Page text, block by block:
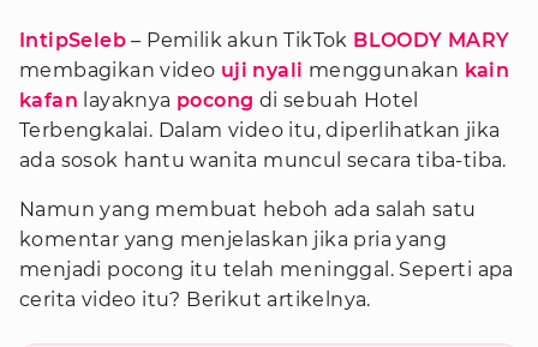
IntipSeleb – Pemilik akun TikTok BLOODY MARY
membagikan video uji nyali menggunakan kain
kafan layaknya pocong di sebuah Hotel
Terbengkalai. Dalam video itu, diperlihatkan jika
ada sosok hantu wanita muncul secara tiba-tiba.
Namun yang membuat heboh ada salah satu
komentar yang menjelaskan jika pria yang
menjadi pocong itu telah meninggal. Seperti apa
cerita video itu? Berikut artikelnya.